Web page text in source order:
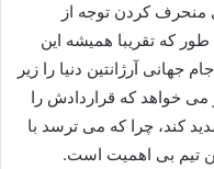
منحرف کردن توجه از
که تقریبا همیشه این
آرژانتین دنیا را زیر
خواهد که قراردادش را
کند، چرا که می ترسد با
تیم بی اهمیت است.